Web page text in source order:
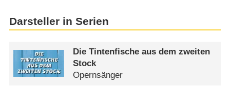
Darsteller in Serien
Die Tintenfische aus dem zweiten
Stock
Opernsänger